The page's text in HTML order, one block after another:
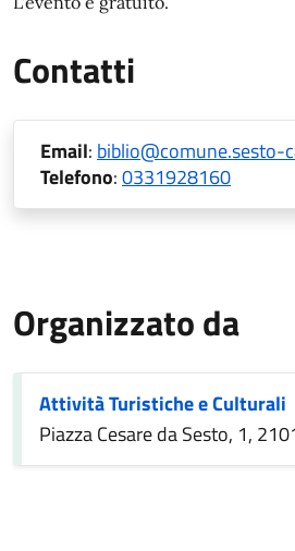
Contatti
Email: biblio@comune.sesto-
Telefono:0331928160
Organizzato da
Attività Turistiche e Culturali
Piazza Cesare da Sesto, 1,